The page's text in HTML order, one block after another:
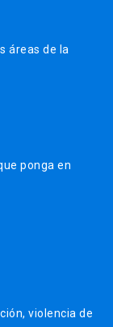
áreas de la
ponga en
violencia de